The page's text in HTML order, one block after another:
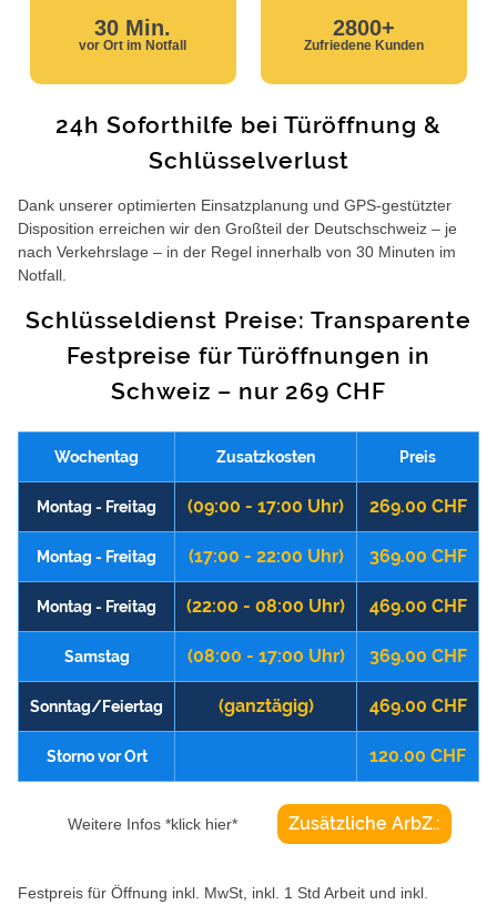
30 Min.
vor Ort im Notfall
2800+
Zufriedene Kunden
24h Soforthilfe bei Türöffnung &
Schlüsselverlust
Dank unserer optimierten Einsatzplanung und GPS-gestützter
Disposition erreichen wir den Großteil der Deutschschweiz – je
nach Verkehrslage – in der Regel innerhalb von 30 Minuten im
Notfall.
Schlüsseldienst Preise: Transparente
Festpreise für Türöffnungen in
Schweiz – nur 269 CHF
Wochentag Zusatzkosten Preis
Montag - Freitag (09:00 - 17:00 Uhr) 269.00 CHF
Montag - Freitag (17:00 - 22:00 Uhr) 369.00 CHF
Montag - Freitag (22:00 - 08:00 Uhr) 469.00 CHF
Samstag (08:00 - 17:00 Uhr) 369.00 CHF
Sonntag/Feiertag (ganztägig) 469.00 CHF
Storno vor Ort 120.00 CHF
Weitere Infos *klick hier* Zusätzliche ArbZ.:
Festpreis für Öffnung inkl. MwSt, inkl. 1 Std Arbeit und inkl.